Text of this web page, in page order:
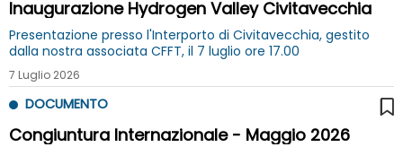
Inaugurazione Hydrogen Valley Civitavecchia
Presentazione presso l'Interporto di Civitavecchia, gestito
dalla nostra associata CFFT, il 7 luglio ore 17.00
7 Luglio 2026
DOCUMENTO
Congiuntura Internazionale - Maggio 2026